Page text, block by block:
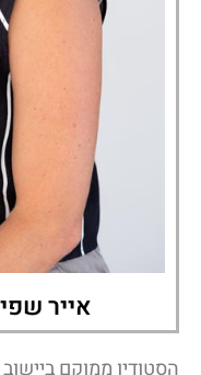
אייר
הסטודיו ממוקם